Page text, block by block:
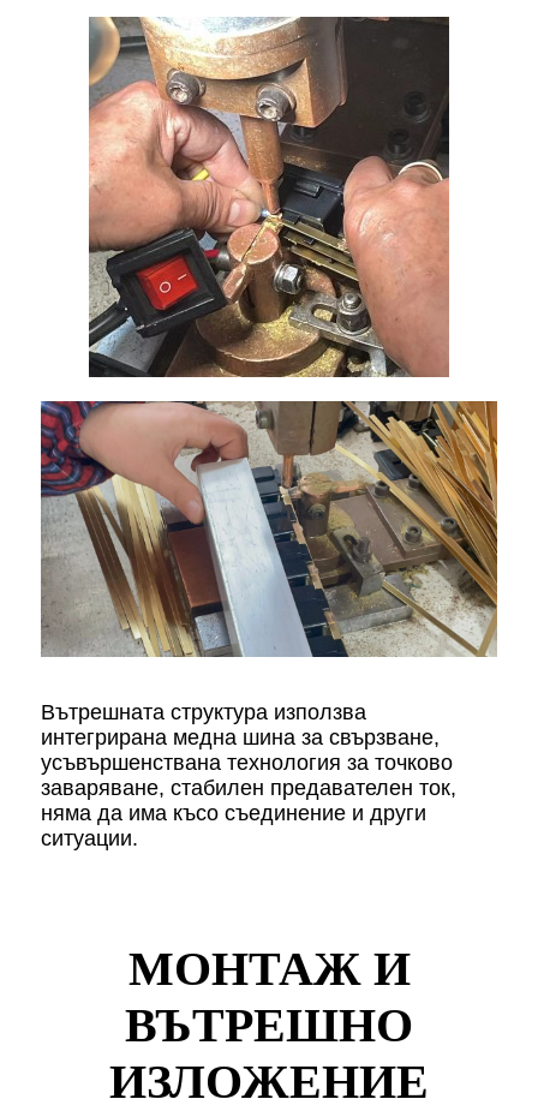
Вътрешната структура използва
интегрирана медна шина за свързване,
усъвършенствана технология за точково
заваряване, стабилен предавателен ток,
няма да има късо съединение и други
ситуации.
МОНТАЖ И
ВЪТРЕШНО
ИЗЛОЖЕНИЕ